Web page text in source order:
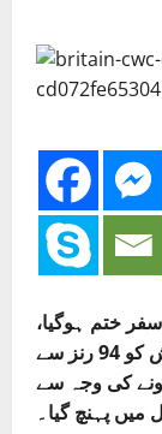
کا سفر ختم ہوگیا،
قومی ٹیم نے آخری گروپ میچ میں بنگلہ دیش کو 94 رنز سے
کی وجہ سے
میں پہنچ گیا۔